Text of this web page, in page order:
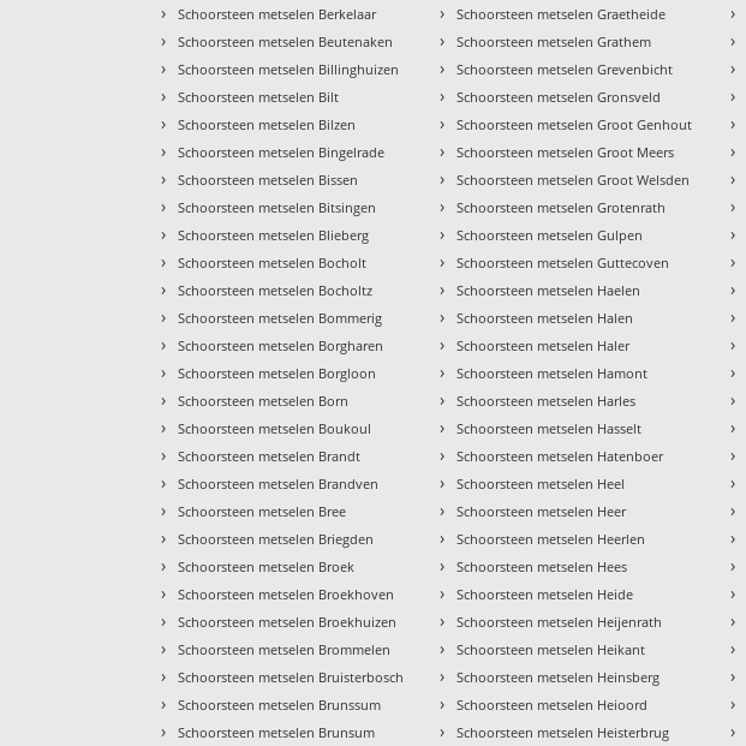
› Schoorsteen metselen Berkelaar
› Schoorsteen metselen Beutenaken
› Schoorsteen metselen Billinghuizen
› Schoorsteen metselen Bilt
› Schoorsteen metselen Bilzen
› Schoorsteen metselen Bingelrade
› Schoorsteen metselen Bissen
› Schoorsteen metselen Bitsingen
› Schoorsteen metselen Blieberg
› Schoorsteen metselen Bocholt
› Schoorsteen metselen Bocholtz
› Schoorsteen metselen Bommerig
› Schoorsteen metselen Borgharen
› Schoorsteen metselen Borgloon
› Schoorsteen metselen Born
› Schoorsteen metselen Boukoul
› Schoorsteen metselen Brandt
› Schoorsteen metselen Brandven
› Schoorsteen metselen Bree
› Schoorsteen metselen Briegden
› Schoorsteen metselen Broek
› Schoorsteen metselen Broekhoven
› Schoorsteen metselen Broekhuizen
› Schoorsteen metselen Brommelen
› Schoorsteen metselen Bruisterbosch
› Schoorsteen metselen Brunssum
› Schoorsteen metselen Brunsum
› Schoorsteen metselen Graetheide
› Schoorsteen metselen Grathem
› Schoorsteen metselen Grevenbicht
› Schoorsteen metselen Gronsveld
› Schoorsteen metselen Groot Genhout
› Schoorsteen metselen Groot Meers
› Schoorsteen metselen Groot Welsden
› Schoorsteen metselen Grotenrath
› Schoorsteen metselen Gulpen
› Schoorsteen metselen Guttecoven
› Schoorsteen metselen Haelen
› Schoorsteen metselen Halen
› Schoorsteen metselen Haler
› Schoorsteen metselen Hamont
› Schoorsteen metselen Harles
› Schoorsteen metselen Hasselt
› Schoorsteen metselen Hatenboer
› Schoorsteen metselen Heel
› Schoorsteen metselen Heer
› Schoorsteen metselen Heerlen
› Schoorsteen metselen Hees
› Schoorsteen metselen Heide
› Schoorsteen metselen Heijenrath
› Schoorsteen metselen Heikant
› Schoorsteen metselen Heinsberg
› Schoorsteen metselen Heioord
› Schoorsteen metselen Heisterbrug
›
›
›
›
›
›
›
›
›
›
›
›
›
›
›
›
›
›
›
›
›
›
›
›
›
›
›